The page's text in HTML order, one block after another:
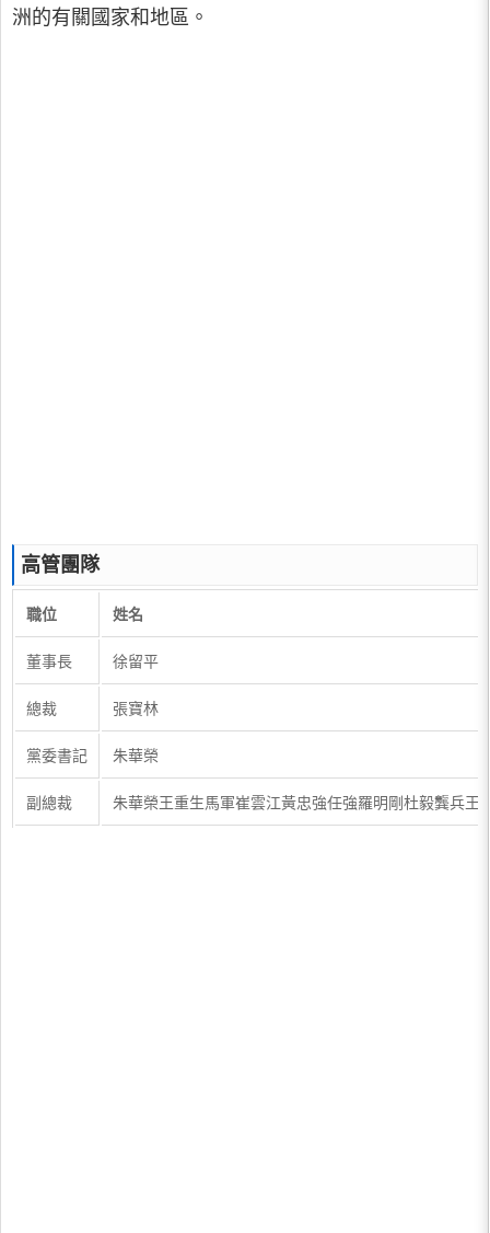
洲的有關國家和地區。
高管團隊
​職位 姓名​
​董事長 ​徐留平
​總裁 ​張寶林
黨委書記​ 朱華榮​
​副總裁 朱華榮王重生馬軍崔雲江黃忠強任強羅明剛杜毅龔兵王